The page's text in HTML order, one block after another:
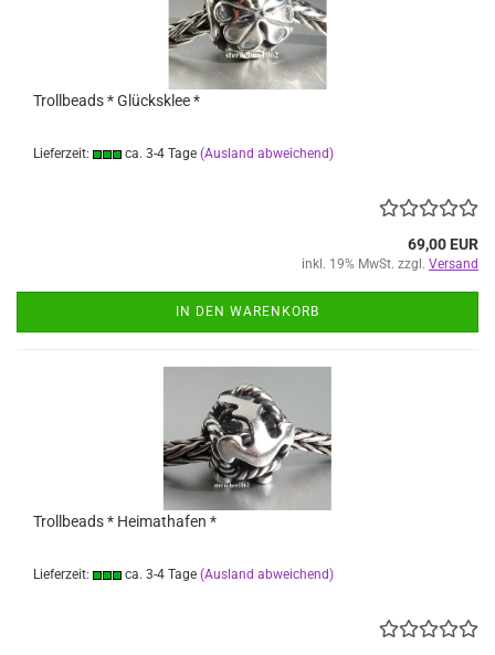
Trollbeads * Glücksklee *
Lieferzeit: ca. 3-4 Tage (Ausland abweichend)
69,00 EUR
inkl. 19% MwSt. zzgl. Versand
IN DEN WARENKORB
Trollbeads * Heimathafen *
Lieferzeit: ca. 3-4 Tage (Ausland abweichend)